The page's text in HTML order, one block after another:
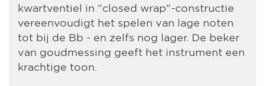
kwartventiel in "closed wrap"-constructie
vereenvoudigt het spelen van lage noten
tot bij de Bb - en zelfs nog lager. De beker
van goudmessing geeft het instrument een
krachtige toon.